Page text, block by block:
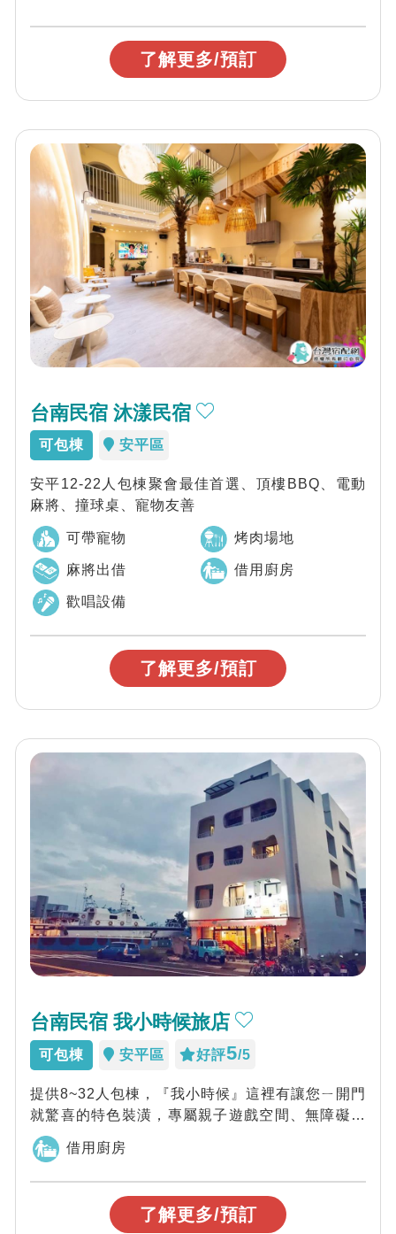
了解更多/預訂
台南民宿 沐漾民宿
可包棟 安平區
安平12-22人包棟聚會最佳首選、頂樓BBQ、電動
麻將、撞球桌、寵物友善
可帶寵物 烤肉場地
麻將出借 借用廚房
歡唱設備
了解更多/預訂
台南民宿 我小時候旅店
可包棟 安平區 好評5/5
提供8~32人包棟，『我小時候』這裡有讓您ㄧ開門
就驚喜的特色裝潢，專屬親子遊戲空間、無障礙空
間電梯、停車便利、鄰近各安平特色景點。...
借用廚房
了解更多/預訂